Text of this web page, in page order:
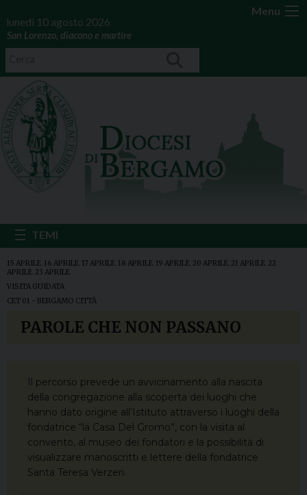
Menu
lunedì 10 agosto 2026
San Lorenzo, diacono e martire
15 APRILE 16 APRILE 17 APRILE 18 APRILE 19 APRILE 20 APRILE 21 APRILE 22
APRILE 23 APRILE
VISITA GUIDATA
CET 01 - BERGAMO CITTÀ
PAROLE CHE NON PASSANO
Il percorso prevede un avvicinamento alla nascita
della congregazione alla scoperta dei luoghi che
hanno dato origine all’Istituto attraverso i luoghi della
fondatrice “la Casa Del Gromo”, con la visita al
convento, al museo dei fondatori e la possibilità di
visualizzare manoscritti e lettere della fondatrice
Santa Teresa Verzeri.